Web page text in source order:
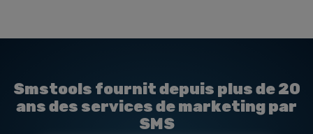
Smstools fournit depuis plus de 20
ans des services de marketing par
SMS